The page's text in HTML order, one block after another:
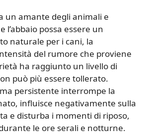
un amante degli animali e
l’abbaio possa essere un
naturale per i cani, la
del rumore che proviene
ha raggiunto un livello di
può più essere tollerato.
persistente interrompe la
influisce negativamente sulla
e disturba i momenti di riposo,
le ore serali e notturne.